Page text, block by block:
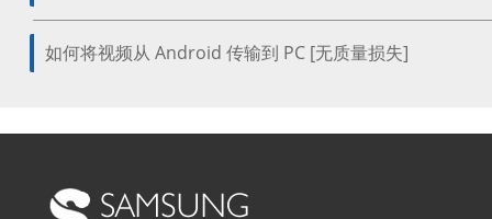
如何将视频从 Android 传输到 PC [无质量损失]